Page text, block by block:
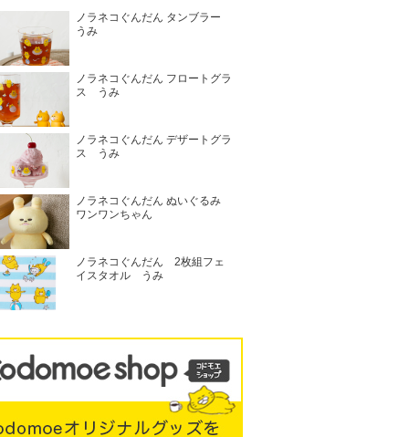
ノラネコぐんだん タンブラー
うみ
ノラネコぐんだん フロートグラ
ス うみ
ノラネコぐんだん デザートグラ
ス うみ
ノラネコぐんだん ぬいぐるみ
ワンワンちゃん
ノラネコぐんだん 2枚組フェ
イスタオル うみ